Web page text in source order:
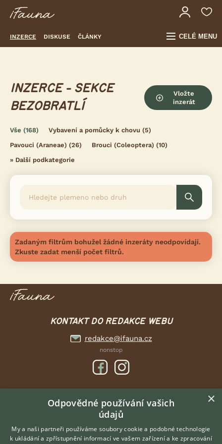
INZERCE DISKUSE ČLÁNKY CELÉ MENU
INZERCE - SEKCE
BEZOBRATLÍ
Vložte
inzerát
Vše (168) Vybavení a pomůcky k chovu (5)
Pavouci (Araneae) (26) Brouci (Coleoptera) (10)
» Další podkategorie
Zadaným filtrům bohužel žádné inzeráty neodpovídají.
Zkuste zadat menší počet filtrů.
KONTAKT DO REDAKCE WEBU
redakce@ifauna.cz
nonstop
DOMOVSKÁ STRÁNKA
INZERCE
DISKUSE
ČLÁNKY
×
Odpovědné používání vašich
údajů
My a naši partneři používáme soubory cookie a podobné technologie
k ukládání a zpřístupnění informací ve vašem zařízení a ke zpracování